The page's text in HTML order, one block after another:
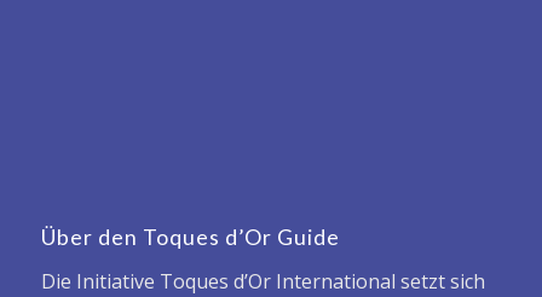
Über den Toques d’Or Guide
Die Initiative Toques d’Or International setzt sich